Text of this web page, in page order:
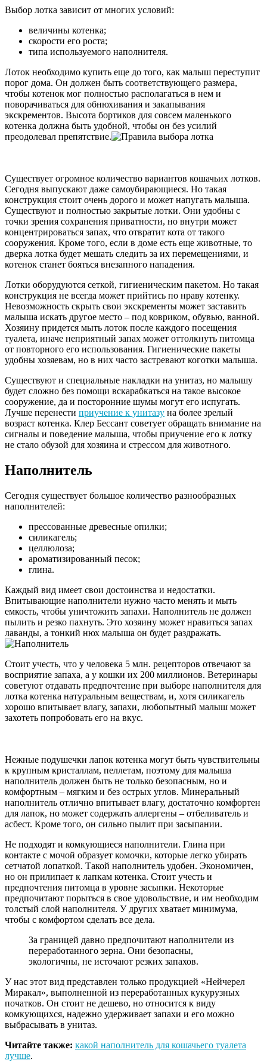
Выбор лотка зависит от многих условий:
величины котенка;
скорости его роста;
типа используемого наполнителя.
Лоток необходимо купить еще до того, как малыш переступит
порог дома. Он должен быть соответствующего размера,
чтобы котенок мог полностью располагаться в нем и
поворачиваться для обнюхивания и закапывания
экскрементов. Высота бортиков для совсем маленького
котенка должна быть удобной, чтобы он без усилий
преодолевал препятствие.
Существует огромное количество вариантов кошачьих лотков.
Сегодня выпускают даже самоубирающиеся. Но такая
конструкция стоит очень дорого и может напугать малыша.
Существуют и полностью закрытые лотки. Они удобны с
точки зрения сохранения приватности, но внутри может
концентрироваться запах, что отвратит кота от такого
сооружения. Кроме того, если в доме есть еще животные, то
дверка лотка будет мешать следить за их перемещениями, и
котенок станет бояться внезапного нападения.
Лотки оборудуются сеткой, гигиеническим пакетом. Но такая
конструкция не всегда может прийтись по нраву котенку.
Невозможность скрыть свои экскременты может заставить
малыша искать другое место – под ковриком, обувью, ванной.
Хозяину придется мыть лоток после каждого посещения
туалета, иначе неприятный запах может оттолкнуть питомца
от повторного его использования. Гигиенические пакеты
удобны хозяевам, но в них часто застревают коготки малыша.
Существуют и специальные накладки на унитаз, но малышу
будет сложно без помощи вскарабкаться на такое высокое
сооружение, да и посторонние шумы могут его испугать.
Лучше перенести приучение к унитазу на более зрелый
возраст котенка. Клер Бессант советует обращать внимание на
сигналы и поведение малыша, чтобы приучение его к лотку
не стало обузой для хозяина и стрессом для животного.
Наполнитель
Сегодня существует большое количество разнообразных
наполнителей:
прессованные древесные опилки;
силикагель;
целлюлоза;
ароматизированный песок;
глина.
Каждый вид имеет свои достоинства и недостатки.
Впитывающие наполнители нужно часто менять и мыть
емкость, чтобы уничтожить запахи. Наполнитель не должен
пылить и резко пахнуть. Это хозяину может нравиться запах
лаванды, а тонкий нюх малыша он будет раздражать.
Стоит учесть, что у человека 5 млн. рецепторов отвечают за
восприятие запаха, а у кошки их 200 миллионов. Ветеринары
советуют отдавать предпочтение при выборе наполнителя для
лотка котенка натуральным веществам, и, хотя силикагель
хорошо впитывает влагу, запахи, любопытный малыш может
захотеть попробовать его на вкус.
Нежные подушечки лапок котенка могут быть чувствительны
к крупным кристаллам, пеллетам, поэтому для малыша
наполнитель должен быть не только безопасным, но и
комфортным – мягким и без острых углов. Минеральный
наполнитель отлично впитывает влагу, достаточно комфортен
для лапок, но может содержать аллергены – отбеливатель и
асбест. Кроме того, он сильно пылит при засыпании.
Не подходят и комкующиеся наполнители. Глина при
контакте с мочой образует комочки, которые легко убирать
сетчатой лопаткой. Такой наполнитель удобен. Экономичен,
но он прилипает к лапкам котенка. Стоит учесть и
предпочтения питомца в уровне засыпки. Некоторые
предпочитают порыться в свое удовольствие, и им необходим
толстый слой наполнителя. У других хватает минимума,
чтобы с комфортом сделать все дела.
За границей давно предпочитают наполнители из
переработанного зерна. Они безопасны,
экологичны, не источают резких запахов.
У нас этот вид представлен только продукцией «Нейчерел
Миракал», выполненной из переработанных кукурузных
початков. Он стоит не дешево, но относится к виду
комкующихся, надежно удерживает запахи и его можно
выбрасывать в унитаз.
Читайте также: какой наполнитель для кошачьего туалета
лучше.